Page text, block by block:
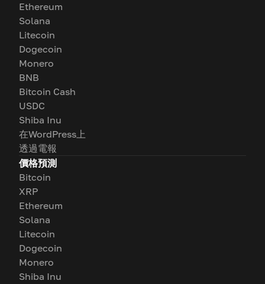
Ethereum
Solana
Litecoin
Dogecoin
Monero
BNB
Bitcoin Cash
USDC
Shiba Inu
在WordPress上
透過電報
價格預測
Bitcoin
XRP
Ethereum
Solana
Litecoin
Dogecoin
Monero
Shiba Inu